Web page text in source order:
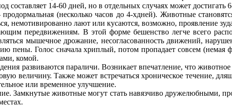
14-60 дней, но в отдельных случаях может достигать
(несколько часов до 4-хдней). Животные
немотивированно лают или кусаются, возможно, проявление
передвижениям. В этой форме бешенство легче всего
мышечное дрожание, несогласованность движений,
Голос сначала хриплый, потом пропадает совсем (немая
комой.
развиваются параличи. Возникает впечатление, что
величину. Также может встречаться хроническое течение,
или временное улучшение.
Замкнутые животные могут стать навязчиво дружелюбными,